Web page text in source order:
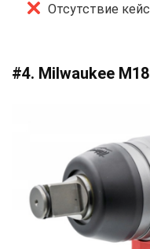
Отсутствие
#4. Milwaukee